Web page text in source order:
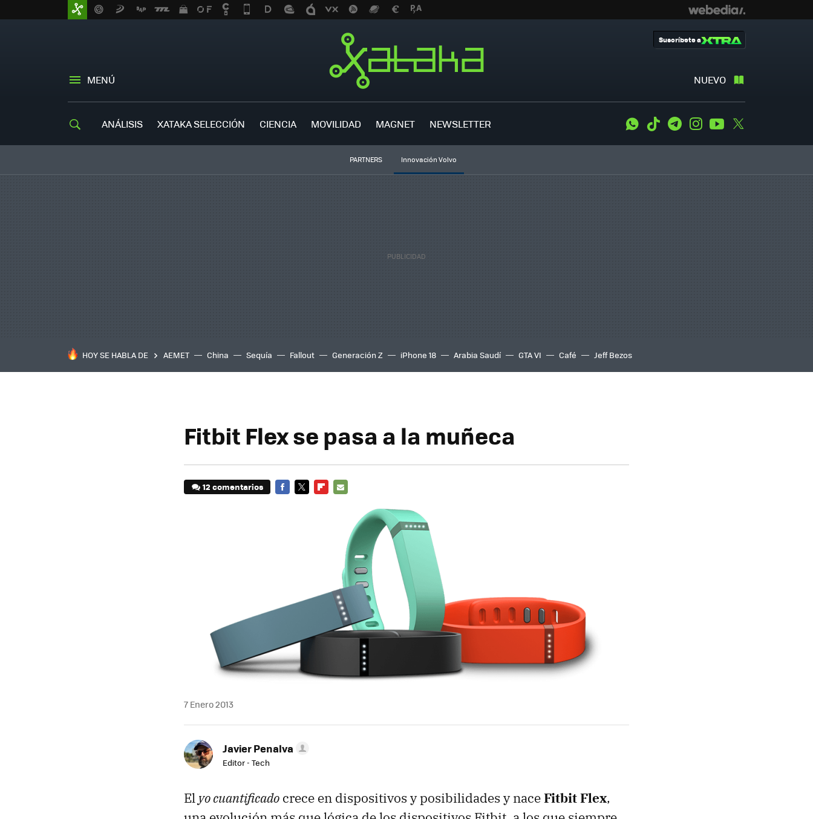
MENÚ NUEVO
Suscríbete a
ANÁLISIS XATAKA SELECCIÓN CIENCIA MOVILIDAD MAGNET NEWSLETTER WhatsApp
Tiktok TelegramInstagramYoutube
PARTNERS Innovación Volvo
HOY SE HABLA DE AEMET China Sequía Fallout Generación Z iPhone 18 Arabia Saudí GTA VI Café Jeff Bezos
Fitbit Flex se pasa a la muñeca
12 comentarios
7 Enero 2013
Javier Penalva
Editor - Tech
El yo cuantificado crece en dispositivos y posibilidades y naceFitbit Flex,